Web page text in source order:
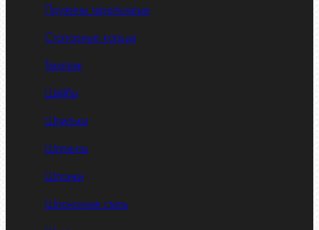
Пружины тарельчатые
Стопорные кольца
Такелаж
Шайбы
Шпильки
Шплинты
Шпонки
Шпоночная сталь